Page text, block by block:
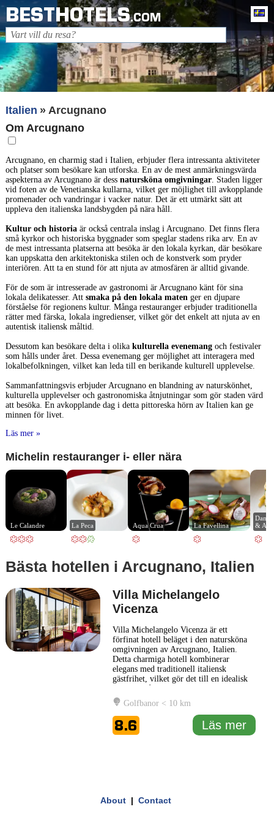
BESTHOTELS.COM
Italien
Arcugnano
Om Arcugnano
Arcugnano, en charmig stad i Italien, erbjuder flera intressanta aktiviteter
och platser som besökare kan utforska. En av de mest anmärkningsvärda
aspekterna av Arcugnano är dess natursköna omgivningar. Staden ligger
vid foten av de Venetianska kullarna, vilket ger möjlighet till avkopplande
promenader och vandringar i vacker natur. Det är ett utmärkt sätt att
uppleva den italienska landsbygden på nära håll.
Kultur och historiaär också centrala inslag i Arcugnano. Det finns flera
små kyrkor och historiska byggnader som speglar stadens rika arv. En av
de mest intressanta platserna att besöka är den lokala kyrkan, där besökare
kan uppskatta den arkitektoniska stilen och de konstverk som pryder
interiören. Att ta en stund för att njuta av atmosfären är alltid givande.
För de som är intresserade av gastronomi är Arcugnano känt för sina
lokala delikatesser. Att smaka på den lokala matenger en djupare
förståelse för regionens kultur. Många restauranger erbjuder traditionella
rätter med färska, lokala ingredienser, vilket gör det enkelt att njuta av en
autentisk italiensk måltid.
Dessutom kan besökare delta i olika kulturella evenemangoch festivaler
som hålls under året. Dessa evenemang ger möjlighet att interagera med
lokalbefolkningen, vilket kan leda till en berikande kulturell upplevelse.
Sammanfattningsvis erbjuder Arcugnano en blandning av naturskönhet,
kulturella upplevelser och gastronomiska åtnjutningar som gör staden värd
att besöka. En avkopplande dag i detta pittoreska hörn av Italien kan ge
minnen för livet.
Läs mer »
Michelin restauranger i- eller nära
Le Calandre La Peca Aqua Crua La Favellina
&
Bästa hotellen i Arcugnano, Italien
Villa Michelangelo
Vicenza
Villa Michelangelo Vicenza är ett
förfinat hotell beläget i den natursköna
omgivningen av Arcugnano, Italien.
Detta charmiga hotell kombinerar
elegans med traditionell italiensk
gästfrihet, vilket gör det till en idealisk
fritidsresenärer. Hotellet är inbäddat i en
vacker park omgiven av grönska, vilket
ger en lugn atmosfär och en avkopplande
miljö. Inredningen på Villa... Läs mer
Golfbanor < 10 km
8.6 Läs mer
About| Contact